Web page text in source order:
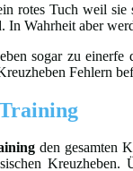
rotes Tuch weil
Wahrheit aber
sogar zu
Fehlern
den gesamten